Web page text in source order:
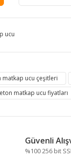
ucu
matkap ucu çeşitleri
matkap ucu fiyatları
Güvenli
%100 256 bit